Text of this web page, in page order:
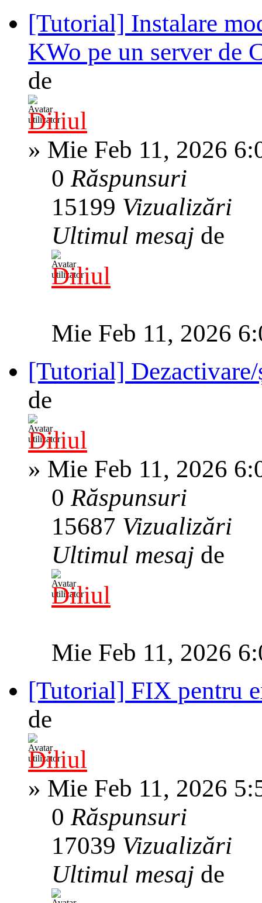
[Tutorial] Instalare
KWo pe un server de
de
Diliul
» Mie Feb 11, 2026
0Răspunsuri
15199 Vizualizări
Ultimul mesaj de
Diliul
Mie Feb 11, 2026
[Tutorial]
de
Diliul
» Mie Feb 11, 2026
0Răspunsuri
15687 Vizualizări
Ultimul mesaj de
Diliul
Mie Feb 11, 2026
[Tutorial] FIX pentru
de
Diliul
» Mie Feb 11, 2026
0Răspunsuri
17039 Vizualizări
Ultimul mesaj de